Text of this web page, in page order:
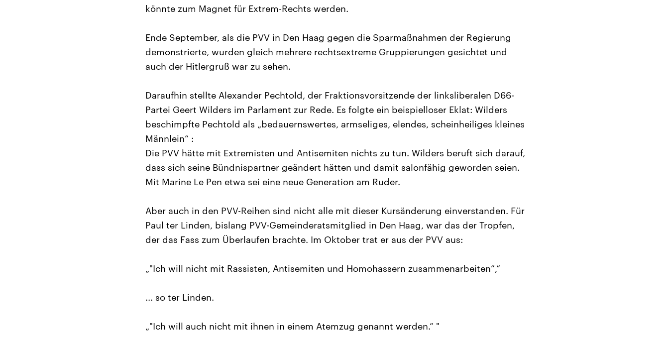
könnte zum Magnet für Extrem-Rechts werden.
Ende September, als die PVV in Den Haag gegen die Sparmaßnahmen der Regierung
demonstrierte, wurden gleich mehrere rechtsextreme Gruppierungen gesichtet und
auch der Hitlergruß war zu sehen.
Daraufhin stellte Alexander Pechtold, der Fraktionsvorsitzende der linksliberalen D66-
Partei Geert Wilders im Parlament zur Rede. Es folgte ein beispielloser Eklat: Wilders
beschimpfte Pechtold als „bedauernswertes, armseliges, elendes, scheinheiliges kleines
Männlein“ :
Die PVV hätte mit Extremisten und Antisemiten nichts zu tun. Wilders beruft sich darauf,
dass sich seine Bündnispartner geändert hätten und damit salonfähig geworden seien.
Mit Marine Le Pen etwa sei eine neue Generation am Ruder.
Aber auch in den PVV-Reihen sind nicht alle mit dieser Kursänderung einverstanden. Für
Paul ter Linden, bislang PVV-Gemeinderatsmitglied in Den Haag, war das der Tropfen,
der das Fass zum Überlaufen brachte. Im Oktober trat er aus der PVV aus:
„"Ich will nicht mit Rassisten, Antisemiten und Homohassern zusammenarbeiten”,“
... so ter Linden.
„"Ich will auch nicht mit ihnen in einem Atemzug genannt werden.” "